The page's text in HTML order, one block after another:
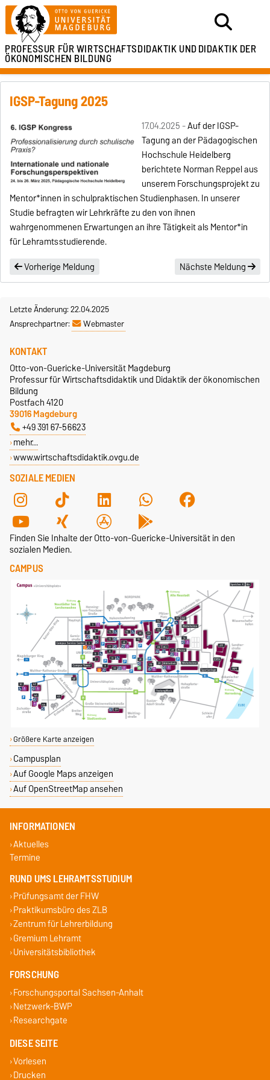
PROFESSUR FÜRWIRTSCHAFTSDIDAKTIK UNDDIDAKTIK DER
ÖKONOMISCHEN BILDUNG
IGSP-Tagung 2025
17.04.2025 -Auf der IGSP-
Tagung an der Pädagogischen
Hochschule Heidelberg
berichtete Norman Reppel aus
unserem Forschungsprojekt zu
Mentor*innen in schulpraktischen Studienphasen. In unserer
Studie befragten wir Lehrkräfte zu den von ihnen
wahrgenommenen Erwartungen an ihre Tätigkeit als Mentor*in
für Lehramtsstudierende.
Vorherige Meldung
Nächste Meldung
Letzte Änderung: 22.04.2025
Ansprechpartner:
Webmaster
SOZIALE MEDIEN
Finden Sie Inhalte der Otto-von-Guericke-Universität in den
sozialen Medien.
KONTAKT
Otto-von-Guericke-Universität Magdeburg
Professur für Wirtschaftsdidaktik und Didaktik der ökonomischen
Bildung
Postfach 4120
39016 Magdeburg
+49 391 67-56623
mehr…
www.wirtschaftsdidaktik.ovgu.de
CAMPUS
Größere Karte anzeigen
Campusplan
Auf Google Maps anzeigen
Auf OpenStreetMap ansehen
INFORMATIONEN
Aktuelles
Termine
RUND UMS LEHRAMTSSTUDIUM
Prüfungsamt der FHW
Praktikumsbüro des ZLB
Zentrum für Lehrerbildung
Gremium Lehramt
Universitätsbibliothek
FORSCHUNG
Forschungsportal Sachsen-Anhalt
Netzwerk-BWP
Researchgate
DIESE SEITE
Vorlesen
Drucken